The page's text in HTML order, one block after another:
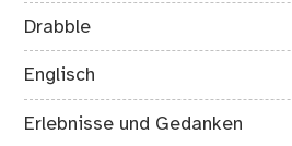
Drabble
Englisch
Erlebnisse und Gedanken